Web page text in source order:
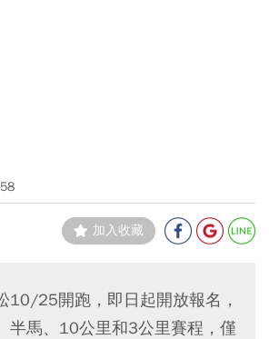
加入收藏
10/25開跑，即日起開放報名，
半馬、10公里和3公里賽程，僅